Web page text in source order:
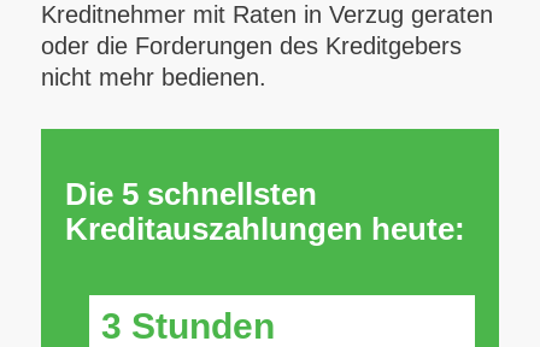
Kreditnehmer mit Raten in Verzug geraten
oder die Forderungen des Kreditgebers
nicht mehr bedienen.
Die 5 schnellsten
Kreditauszahlungen heute:
3 Stunden